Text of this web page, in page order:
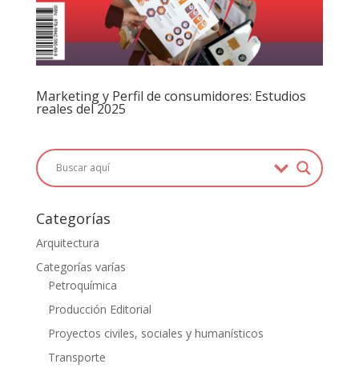
Marketing y Perfil de consumidores: Estudios
reales del 2025
Categorías
Arquitectura
Categorías varías
Petroquímica
Producción Editorial
Proyectos civiles, sociales y humanísticos
Transporte